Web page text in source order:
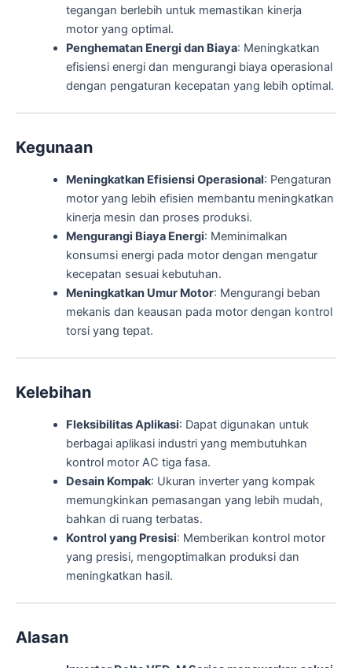
tegangan berlebih untuk memastikan kinerja
motor yang optimal.
Penghematan Energi dan Biaya: Meningkatkan
efisiensi energi dan mengurangi biaya operasional
dengan pengaturan kecepatan yang lebih optimal.
Kegunaan
Meningkatkan Efisiensi Operasional: Pengaturan
motor yang lebih efisien membantu meningkatkan
kinerja mesin dan proses produksi.
Mengurangi Biaya Energi: Meminimalkan
konsumsi energi pada motor dengan mengatur
kecepatan sesuai kebutuhan.
Meningkatkan Umur Motor: Mengurangi beban
mekanis dan keausan pada motor dengan kontrol
torsi yang tepat.
Kelebihan
Fleksibilitas Aplikasi: Dapat digunakan untuk
berbagai aplikasi industri yang membutuhkan
kontrol motor AC tiga fasa.
Desain Kompak: Ukuran inverter yang kompak
memungkinkan pemasangan yang lebih mudah,
bahkan di ruang terbatas.
Kontrol yang Presisi: Memberikan kontrol motor
yang presisi, mengoptimalkan produksi dan
meningkatkan hasil.
Alasan